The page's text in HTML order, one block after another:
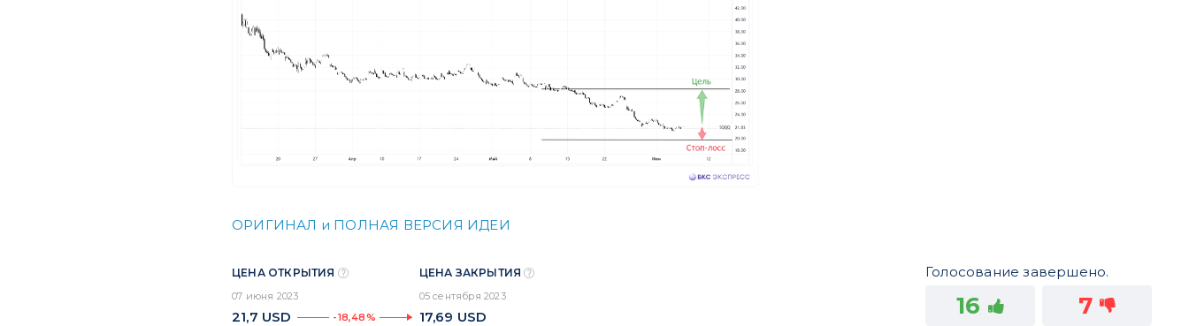
ОРИГИНАЛ и ПОЛНАЯ ВЕРСИЯ ИДЕИ
ЦЕНА ОТКРЫТИЯ
07 июня 2023
21,7 USD -18,48%
ЦЕНА ЗАКРЫТИЯ
05 сентября 2023
17,69 USD
Голосование завершено.
16 7